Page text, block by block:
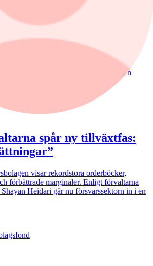
avslutade dagen svagt
torsdagen omkring oförändrat i en
av ledande Europabörser.
spår ny tillväxtfas:
visar rekordstora orderböcker,
förbättrade marginaler. Enligt förvaltarna
Heidari går nu försvarssektorn in i en